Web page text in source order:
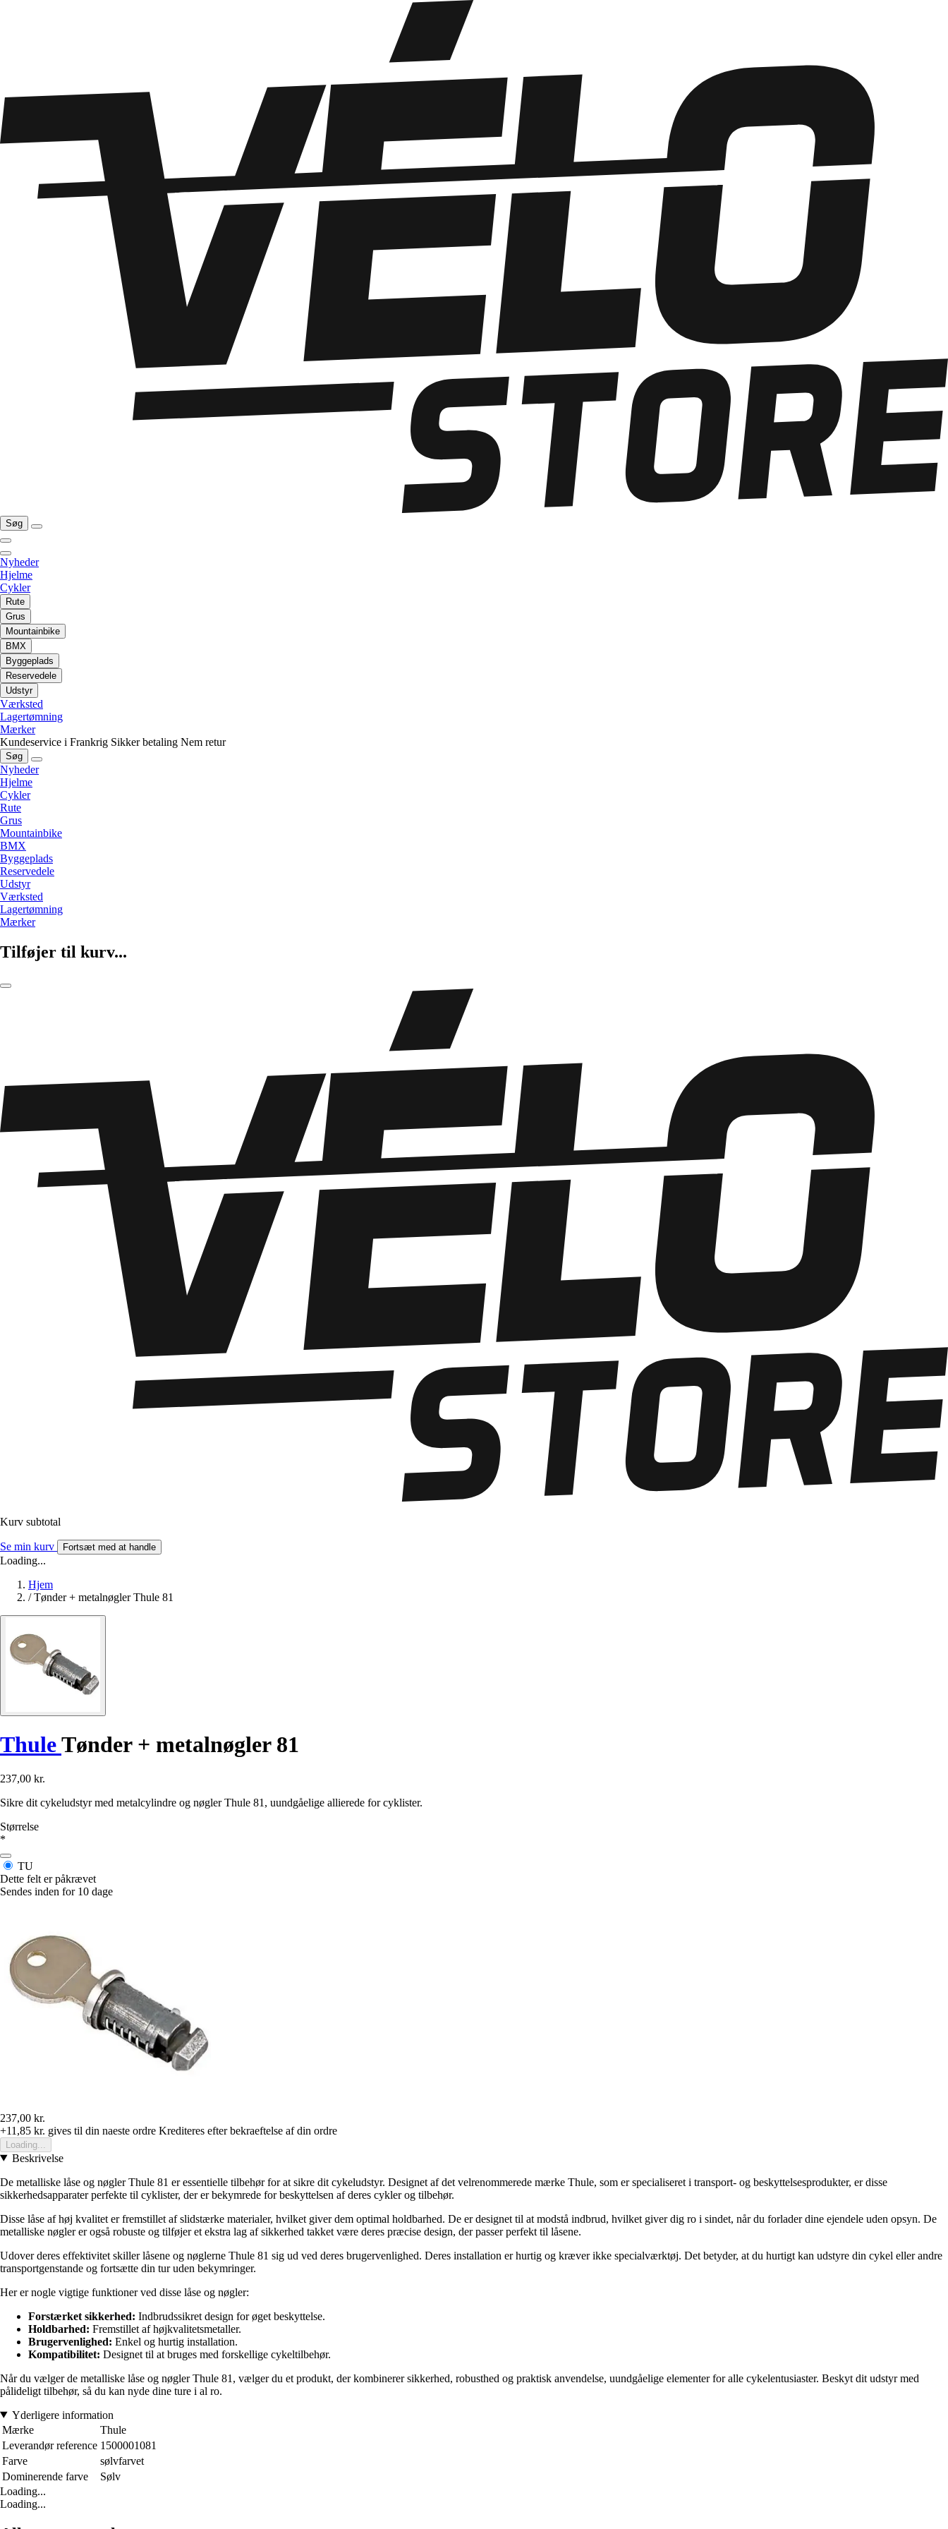
Søg
Nyheder
Hjelme
Cykler
Rute
Grus
Mountainbike
BMX
Byggeplads
Reservedele
Udstyr
Værksted
Lagertømning
Mærker
Kundeservice i Frankrig Sikker betaling Nem retur
Søg
Nyheder
Hjelme
Cykler
Rute
Grus
Mountainbike
BMX
Byggeplads
Reservedele
Udstyr
Værksted
Lagertømning
Mærker
Tilføjer til kurv...
Kurv subtotal
Se min kurv Fortsæt med at handle
Loading...
Hjem
/ Tønder + metalnøgler Thule 81
ThuleTønder + metalnøgler 81
237,00 kr.
Sikre dit cykeludstyr med metalcylindre og nøgler Thule 81, uundgåelige allierede for cyklister.
Størrelse
*
TU
Dette felt er påkrævet
Sendes inden for 10 dage
237,00 kr.
+11,85 kr. gives til din naeste ordre Krediteres efter bekraeftelse af din ordre
Loading...
Beskrivelse
De metalliske låse og nøgler Thule 81 er essentielle tilbehør for at sikre dit cykeludstyr. Designet af det velrenommerede mærke Thule, som er specialiseret i transport- og beskyttelsesprodukter, er disse
sikkerhedsapparater perfekte til cyklister, der er bekymrede for beskyttelsen af deres cykler og tilbehør.
Disse låse af høj kvalitet er fremstillet af slidstærke materialer, hvilket giver dem optimal holdbarhed. De er designet til at modstå indbrud, hvilket giver dig ro i sindet, når du forlader dine ejendele uden opsyn. De
metalliske nøgler er også robuste og tilføjer et ekstra lag af sikkerhed takket være deres præcise design, der passer perfekt til låsene.
Udover deres effektivitet skiller låsene og nøglerne Thule 81 sig ud ved deres brugervenlighed. Deres installation er hurtig og kræver ikke specialværktøj. Det betyder, at du hurtigt kan udstyre din cykel eller andre
transportgenstande og fortsætte din tur uden bekymringer.
Her er nogle vigtige funktioner ved disse låse og nøgler:
Forstærket sikkerhed: Indbrudssikret design for øget beskyttelse.
Holdbarhed: Fremstillet af højkvalitetsmetaller.
Brugervenlighed: Enkel og hurtig installation.
Kompatibilitet: Designet til at bruges med forskellige cykeltilbehør.
Når du vælger de metalliske låse og nøgler Thule 81, vælger du et produkt, der kombinerer sikkerhed, robusthed og praktisk anvendelse, uundgåelige elementer for alle cykelentusiaster. Beskyt dit udstyr med
pålideligt tilbehør, så du kan nyde dine ture i al ro.
Yderligere information
Mærke
Thule
Leverandør reference 1500001081
Farve
sølvfarvet
Dominerende farve
Sølv
Loading...
Loading...